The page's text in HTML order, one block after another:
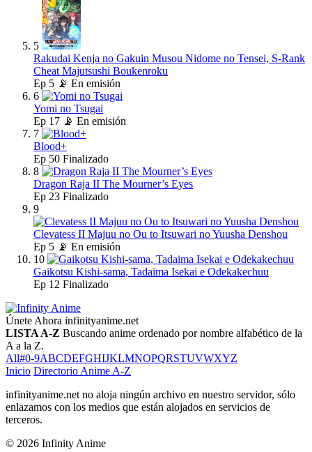
5
Rakudai Kenja no Gakuin Musou Nidome no Tensei, S-Rank
Cheat Majutsushi Boukenroku
Ep 5 📡 En emisión
6
Yomi no Tsugai
Ep 17 📡 En emisión
7
Blood+
Ep 50 Finalizado
8
Dragon Raja II The Mourner’s Eyes
Ep 23 Finalizado
9
Clevatess II Majuu no Ou to Itsuwari no Yuusha Denshou
Ep 5 📡 En emisión
10
Gaikotsu Kishi-sama, Tadaima Isekai e Odekakechuu
Ep 12 Finalizado
Únete Ahora infinityanime.net
LISTA A-Z Buscando anime ordenado por nombre alfabético de la
A a la Z.
All#0-9ABCDEFGHIJKLMNOPQRSTUVWXYZ
Inicio Directorio Anime A-Z
infinityanime.net no aloja ningún archivo en nuestro servidor, sólo
enlazamos con los medios que están alojados en servicios de
terceros.
© 2026 Infinity Anime